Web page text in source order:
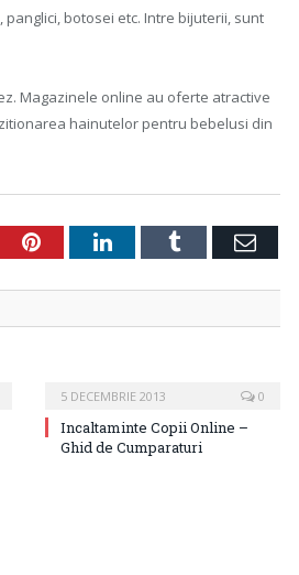
botosei etc. Intre bijuterii, sunt
Magazinele online au oferte atractive
hainutelor pentru bebelusi din
PinterestLinkedInTumblr Email
5 DECEMBRIE 2013 0
Incaltaminte Copii Online –
Ghid de Cumparaturi